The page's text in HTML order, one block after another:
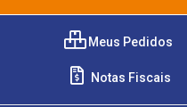
Meus Pedidos
Notas Fiscais